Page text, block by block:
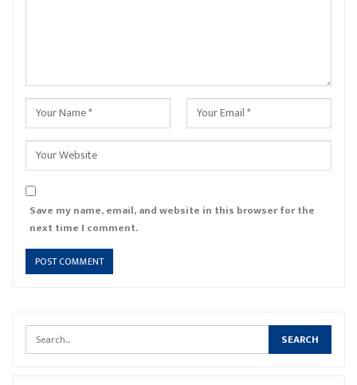
Save my name, email, and website in this browser for the
next time I comment.